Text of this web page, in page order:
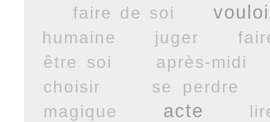
faire de soi
humaine juger
être soi
après-midi
choisir
se perdre
magique
acte